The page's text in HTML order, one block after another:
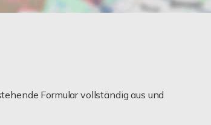
Formular vollständig aus und